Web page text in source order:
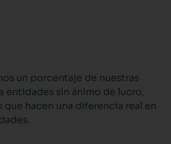
un porcentaje de nuestras
entidades sin ánimo de lucro,
que hacen una diferencia real en